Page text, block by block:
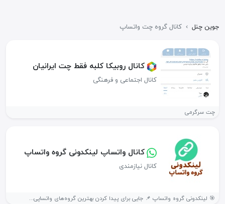
جوین چنل › کانال گروه چت واتساپ
کانال روبیکا کلبه فقط چت ایرانیان
کانال اجتماعی و فرهنگی
چت سرگرمی
کانال واتساپ لینکدونی گروه واتساپ
کانال نیازمندی
🎯 لینکدونی گروه واتساپ 📌 جایی برای پیدا کردن بهترین گروه‌های واتساپی...